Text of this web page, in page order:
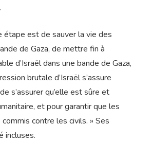
étape est de sauver la vie des
de Gaza, de mettre fin à
d’Israël dans une bande de Gaza,
brutale d’Israël s’assure
s’assurer qu’elle est sûre et
et pour garantir que les
contre les civils. » Ses
incluses.